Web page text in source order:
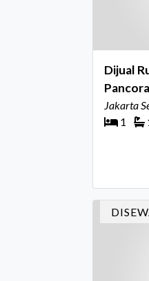
Dijual
Jakarta
1